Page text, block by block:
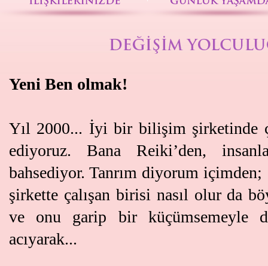
Yeni Ben olmak!
Yıl 2000... İyi bir bilişim şirketinde
ediyoruz. Bana Reiki’den,
bahsediyor. Tanrım diyorum
şirkette çalışan birisi nasıl olur da
ve onu garip bir küçümsemeyle
acıyarak...